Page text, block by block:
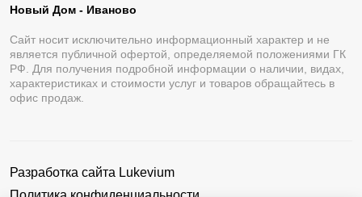
Новый Дом - Иваново
Сайт носит исключительно информационный характер и не
является публичной офертой, определяемой положениями ГК
РФ. Для получения подробной информации о наличии, видах,
характеристиках и стоимости услуг и товаров обращайтесь в
офис продаж.
Разработка сайта Lukevium